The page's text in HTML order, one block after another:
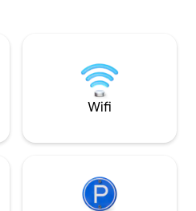
oss.
på belysning och
bokar en enda
kostnad på 50
Wifi